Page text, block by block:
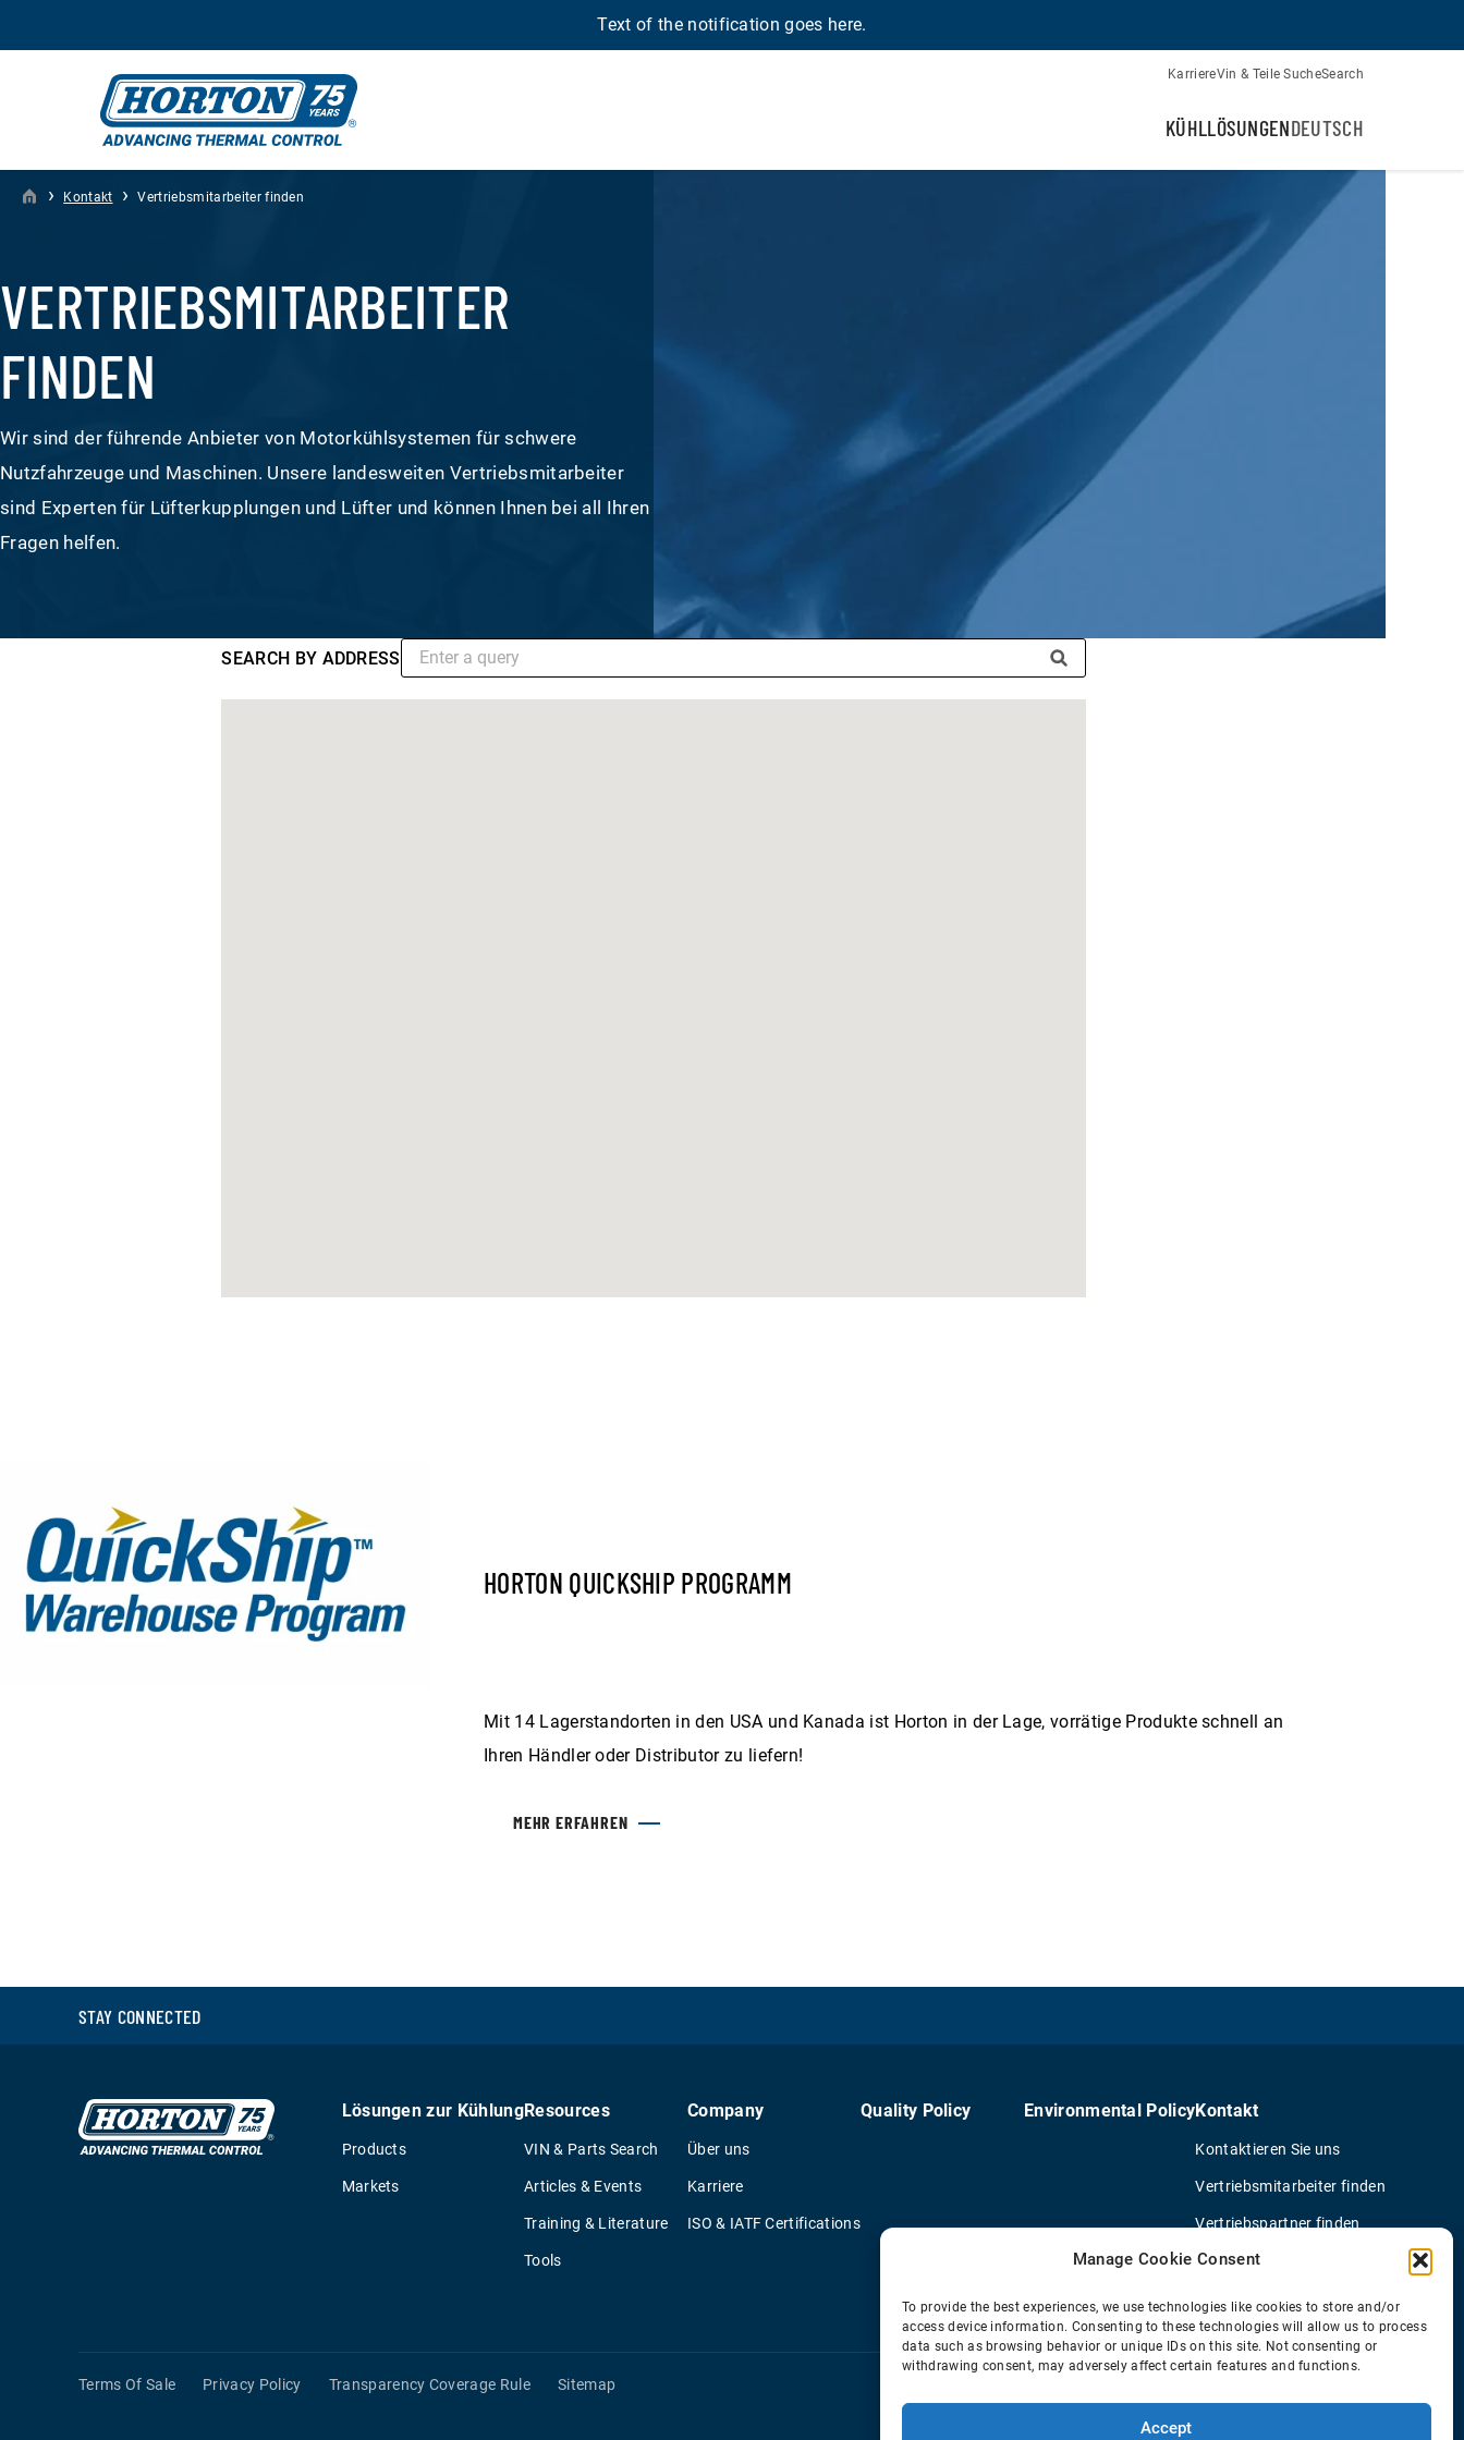
Manage Cookie Consent
To provide the best experiences, we use technologies like cookies to store and/or
access device information. Consenting to these technologies will allow us to process
data such as browsing behavior or unique IDs on this site. Not consenting or
withdrawing consent, may adversely affect certain features and functions.
Accept
Text of the notification goes here.
KarriereVin & Teile SucheSearch
KÜHLLÖSUNGENDEUTSCH
› Kontakt › Vertriebsmitarbeiter finden
VERTRIEBSMITARBEITER
FINDEN
Wir sind der führende Anbieter von Motorkühlsystemen für schwere
Nutzfahrzeuge und Maschinen. Unsere landesweiten Vertriebsmitarbeiter
sind Experten für Lüfterkupplungen und Lüfter und können Ihnen bei all Ihren
Fragen helfen.
SEARCH BY ADDRESS
HORTON QUICKSHIP PROGRAMM
Mit 14 Lagerstandorten in den USA und Kanada ist Horton in der Lage, vorrätige Produkte schnell an
Ihren Händler oder Distributor zu liefern!
MEHR ERFAHREN
STAY CONNECTED
Lösungen zur Kühlung
Products
Markets
Resources
VIN & Parts Search
Articles & Events
Training & Literature
Tools
Company
Über uns
Karriere
ISO & IATF Certifications
Quality Policy Environmental PolicyKontakt
Kontaktieren Sie uns
Vertriebsmitarbeiter finden
Vertriebspartner finden
OEM Lkw-Händler
Neue Applikations-Anfrage
Terms Of Sale Privacy Policy Transparency Coverage Rule Sitemap